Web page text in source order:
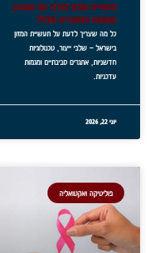
תעשיית המזון בארץ: מה המבנה,
המגמות והאתגרים שלה?
כל מה שצריך לדעת על תעשיית המזון
בישראל – שלבי ייצור, טכנולוגיות
חדשניות, אתגרים סביבתיים ומגמות
עדכניות.
פוליטיקה ואקטואליה